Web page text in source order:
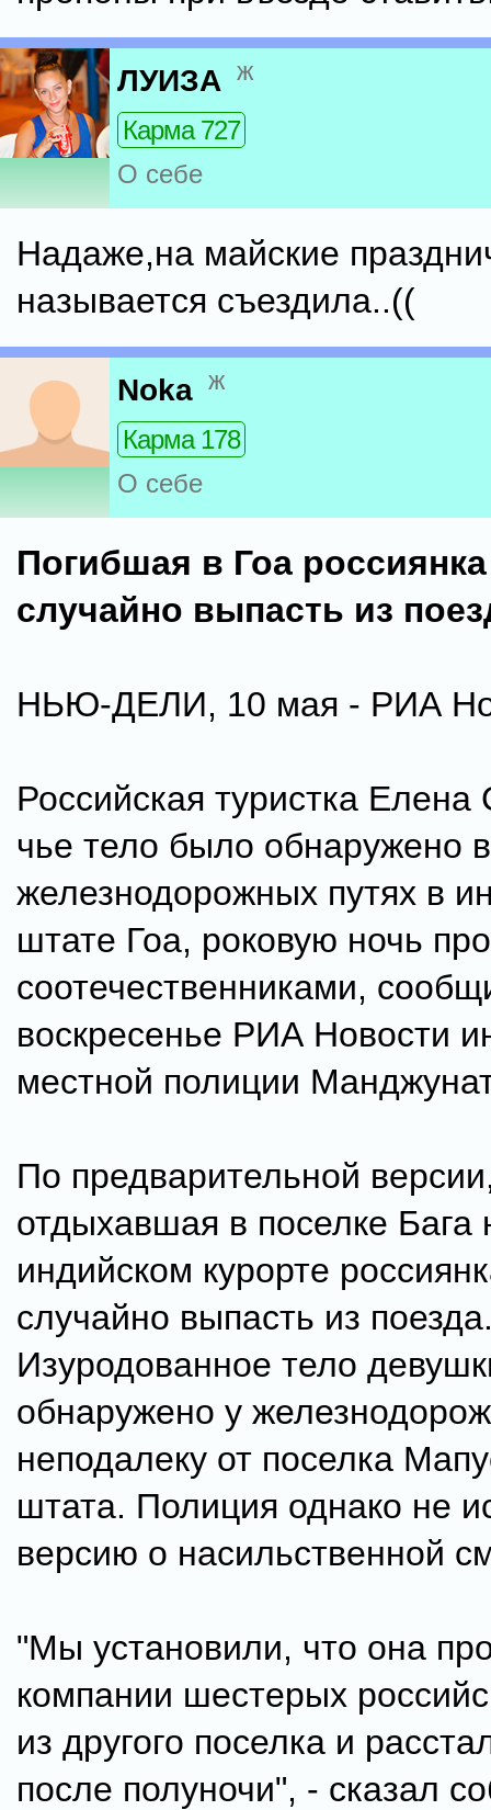
ЛУИЗА ж
Карма 727
О себе
Надаже,на майские
называется съездила..((
Noka ж
Карма 178
О себе
Погибшая в Гоа
случайно выпасть из
НЬЮ-ДЕЛИ, 10 мая - РИА
Российская туристка Елена
чье тело было обнаружено
железнодорожных путях в
штате Гоа, роковую ночь
соотечественниками,
воскресенье РИА Новости
местной полиции
По предварительной
отдыхавшая в поселке Бага
индийском курорте
случайно выпасть из
Изуродованное тело
обнаружено у
неподалеку от поселка
штата. Полиция однако не
версию о насильственной
"Мы установили, что она
компании шестерых
из другого поселка и
после полуночи", - сказал